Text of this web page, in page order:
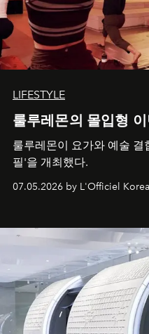
LIFESTYLE
룰루레몬의 몰입형
룰루레몬이 요가와 예술
필'을 개최했다.
07.05.2026 by L'Officiel Korea